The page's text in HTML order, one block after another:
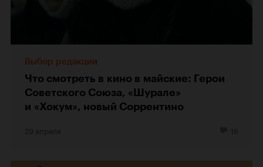
Выбор редакции
Что смотреть в кино в майские: Герои
Советского Союза, «Шурале»
и «Хокум», новый Соррентино